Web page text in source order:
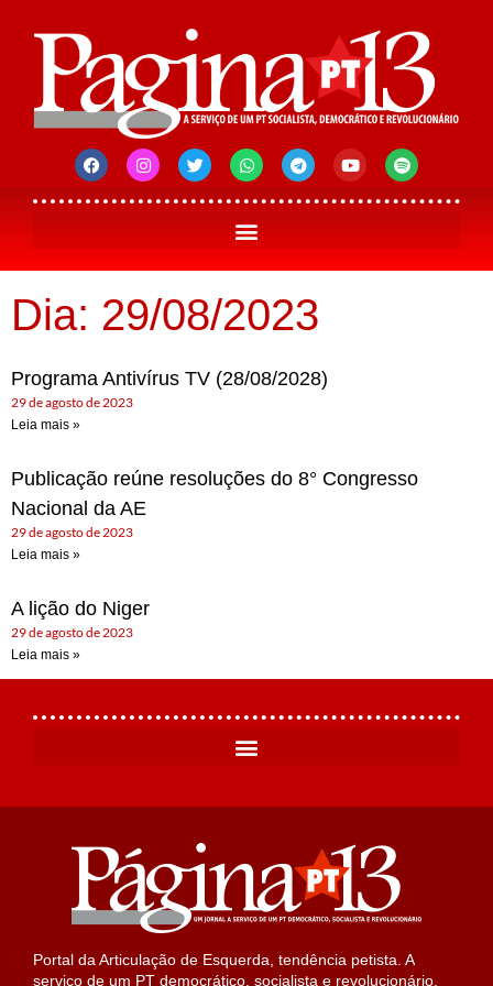
Dia: 29/08/2023
Programa Antivírus TV (28/08/2028)
29 de agosto de 2023
Leia mais »
Publicação reúne resoluções do 8° Congresso
Nacional da AE
29 de agosto de 2023
Leia mais »
A lição do Niger
29 de agosto de 2023
Leia mais »
Portal da Articulação de Esquerda, tendência petista. A
serviço de um PT democrático, socialista e revolucionário.